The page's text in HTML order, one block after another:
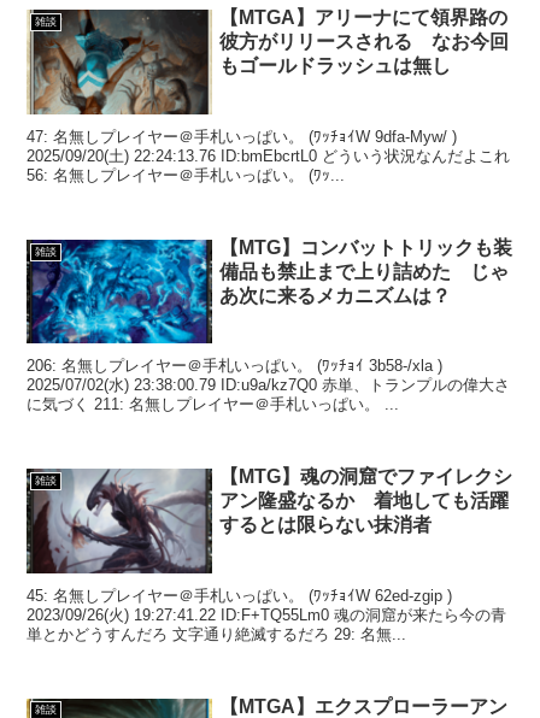
雑談
【MTGA】アリーナにて領界路の
彼方がリリースされる なお今回
もゴールドラッシュは無し
47: 名無しプレイヤー＠手札いっぱい。 (ﾜｯﾁｮｲW 9dfa-Myw/ )
2025/09/20(土) 22:24:13.76 ID:bmEbcrtL0 どういう状況なんだよこれ
56: 名無しプレイヤー＠手札いっぱい。 (ﾜｯ...
雑談
【MTG】コンバットトリックも装
備品も禁止まで上り詰めた じゃ
あ次に来るメカニズムは？
206: 名無しプレイヤー＠手札いっぱい。 (ﾜｯﾁｮｲ 3b58-/xla )
2025/07/02(水) 23:38:00.79 ID:u9a/kz7Q0 赤単、トランプルの偉大さ
に気づく 211: 名無しプレイヤー＠手札いっぱい。 ...
雑談
【MTG】魂の洞窟でファイレクシ
アン隆盛なるか 着地しても活躍
するとは限らない抹消者
45: 名無しプレイヤー＠手札いっぱい。 (ﾜｯﾁｮｲW 62ed-zgip )
2023/09/26(火) 19:27:41.22 ID:F+TQ55Lm0 魂の洞窟が来たら今の青
単とかどうすんだろ 文字通り絶滅するだろ 29: 名無...
雑談
【MTGA】エクスプローラーアン